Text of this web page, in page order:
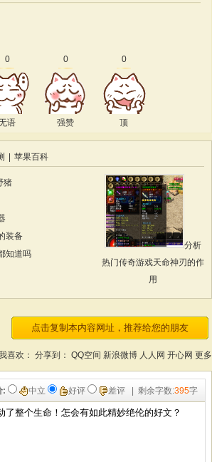
0
语
0
强赞
0
顶
苹果百科
猪
装备
知道吗
分析
热门传奇游戏天命神刃的作
用
喜欢： 分享到： QQ空间 新浪微博 人人网 开心网 更多
: 中立 好评 差评 | 剩余字数:395字